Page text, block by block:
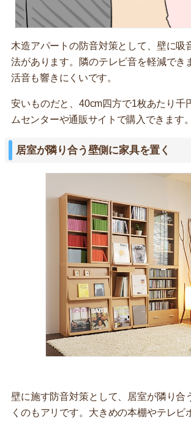
木造アパートの防音対策として、壁に吸
法があります。隣のテレビ音を軽減でき
活音も響きにくいです。
安いものだと、40cm四方で1枚あたり千
ムセンターや通販サイトで購入できます。
居室が隣り合う壁側に家具を置く
壁に施す防音対策として、居室が隣り合
くのもアリです。大きめの本棚やテレビ